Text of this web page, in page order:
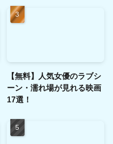
【無料】人気女優のラブシ
ーン・濡れ場が見れる映画
17選！